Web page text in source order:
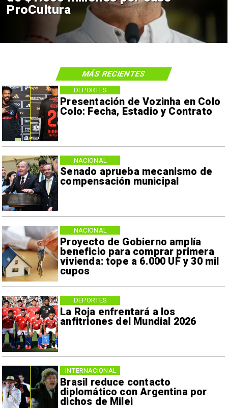
ProCultura
Presentación de Vozinha en Colo
Colo: Fecha, Estadio y Contrato
DEPORTES
Senado aprueba mecanismo de
compensación municipal
NACIONAL
Proyecto de Gobierno amplía
beneficio para comprar primera
vivienda: tope a 6.000 UF y 30 mil
cupos
NACIONAL
La Roja enfrentará a los
anfitriones del Mundial 2026
DEPORTES
Brasil reduce contacto
diplomático con Argentina por
dichos de Milei
INTERNACIONAL
MÁS RECIENTES